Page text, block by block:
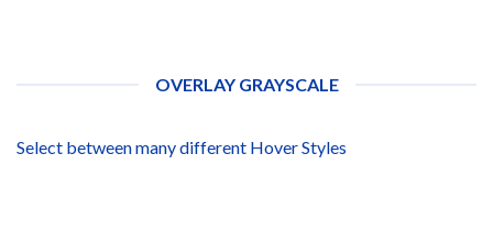
OVERLAY GRAYSCALE
Select between many different Hover Styles